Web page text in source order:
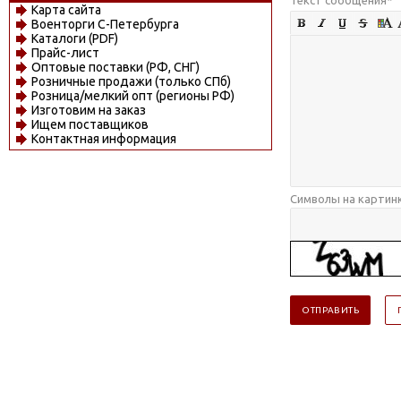
Карта сайта
Военторги С-Петербурга
Каталоги (PDF)
Прайс-лист
Оптовые поставки (РФ, СНГ)
Розничные продажи (только СПб)
Розница/мелкий опт (регионы РФ)
Изготовим на заказ
Ищем поставщиков
Контактная информация
Символы на